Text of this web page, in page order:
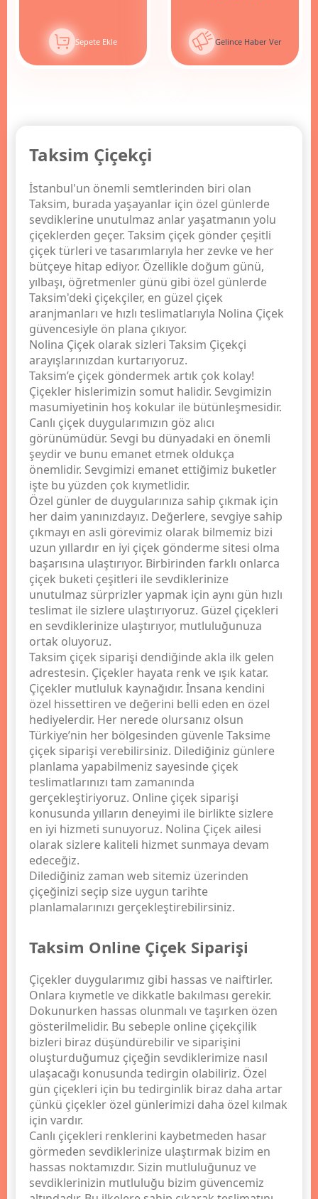
Sepete Ekle Gelince Haber Ver
Taksim Çiçekçi
İstanbul'un önemli semtlerinden biri olan
Taksim, burada yaşayanlar için özel günlerde
sevdiklerine unutulmaz anlar yaşatmanın yolu
çiçeklerden geçer. Taksim çiçek gönder çeşitli
çiçek türleri ve tasarımlarıyla her zevke ve her
bütçeye hitap ediyor. Özellikle doğum günü,
yılbaşı, öğretmenler günü gibi özel günlerde
Taksim'deki çiçekçiler, en güzel çiçek
aranjmanları ve hızlı teslimatlarıyla Nolina Çiçek
güvencesiyle ön plana çıkıyor.
Nolina Çiçek olarak sizleri Taksim Çiçekçi
arayışlarınızdan kurtarıyoruz.
Taksim’e çiçek göndermek artık çok kolay!
Çiçekler hislerimizin somut halidir. Sevgimizin
masumiyetinin hoş kokular ile bütünleşmesidir.
Canlı çiçek duygularımızın göz alıcı
görünümüdür. Sevgi bu dünyadaki en önemli
şeydir ve bunu emanet etmek oldukça
önemlidir. Sevgimizi emanet ettiğimiz buketler
işte bu yüzden çok kıymetlidir.
Özel günler de duygularınıza sahip çıkmak için
her daim yanınızdayız. Değerlere, sevgiye sahip
çıkmayı en asli görevimiz olarak bilmemiz bizi
uzun yıllardır en iyi çiçek gönderme sitesi olma
başarısına ulaştırıyor. Birbirinden farklı onlarca
çiçek buketi çeşitleri ile sevdiklerinize
unutulmaz sürprizler yapmak için aynı gün hızlı
teslimat ile sizlere ulaştırıyoruz. Güzel çiçekleri
en sevdiklerinize ulaştırıyor, mutluluğunuza
ortak oluyoruz.
Taksim çiçek siparişi dendiğinde akla ilk gelen
adrestesin. Çiçekler hayata renk ve ışık katar.
Çiçekler mutluluk kaynağıdır. İnsana kendini
özel hissettiren ve değerini belli eden en özel
hediyelerdir. Her nerede olursanız olsun
Türkiye’nin her bölgesinden güvenle Taksime
çiçek siparişi verebilirsiniz. Dilediğiniz günlere
planlama yapabilmeniz sayesinde çiçek
teslimatlarınızı tam zamanında
gerçekleştiriyoruz. Online çiçek siparişi
konusunda yılların deneyimi ile birlikte sizlere
en iyi hizmeti sunuyoruz. Nolina Çiçek ailesi
olarak sizlere kaliteli hizmet sunmaya devam
edeceğiz.
Dilediğiniz zaman web sitemiz üzerinden
çiçeğinizi seçip size uygun tarihte
planlamalarınızı gerçekleştirebilirsiniz.
Taksim Online Çiçek Siparişi
Çiçekler duygularımız gibi hassas ve naiftirler.
Onlara kıymetle ve dikkatle bakılması gerekir.
Dokunurken hassas olunmalı ve taşırken özen
gösterilmelidir. Bu sebeple online çiçekçilik
bizleri biraz düşündürebilir ve siparişini
oluşturduğumuz çiçeğin sevdiklerimize nasıl
ulaşacağı konusunda tedirgin olabiliriz. Özel
gün çiçekleri için bu tedirginlik biraz daha artar
çünkü çiçekler özel günlerimizi daha özel kılmak
için vardır.
Canlı çiçekleri renklerini kaybetmeden hasar
görmeden sevdiklerinize ulaştırmak bizim en
hassas noktamızdır. Sizin mutluluğunuz ve
sevdiklerinizin mutluluğu bizim güvencemiz